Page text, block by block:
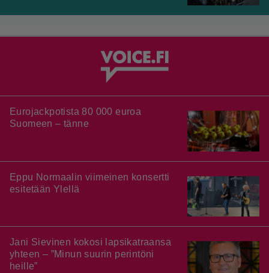
Eurojackpotista 80 000 euroa
Suomeen – tänne
Eppu Normaalin viimeinen konsertti
esitetään Ylellä
Jani Sievinen kokosi lapsikatraansa
yhteen – ”Minun suurin perintöni
heille”